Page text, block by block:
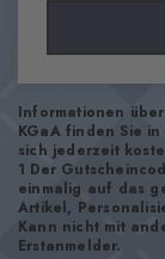
Informationen
KGaA finden Sie
sich jederzeit
1 Der
einmalig auf das
Artikel,
Kann nicht mit
Erstanmelder.